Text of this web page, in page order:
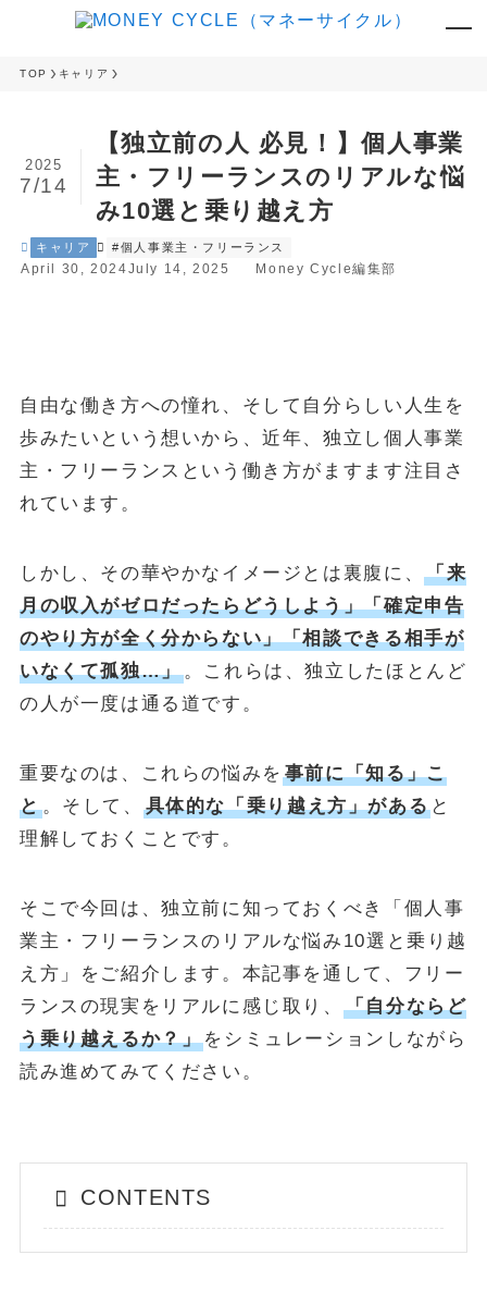
TOP キャリア
【独立前の人 必見！】個人事業
主・フリーランスのリアルな悩
み10選と乗り越え方
2025
7/14
キャリア #個人事業主・フリーランス
April 30, 2024July 14, 2025 Money Cycle編集部
自由な働き方への憧れ、そして自分らしい人生を
歩みたいという想いから、近年、独立し個人事業
主・フリーランスという働き方がますます注目さ
れています。
しかし、その華やかなイメージとは裏腹に、「来
月の収入がゼロだったらどうしよう」「確定申告
のやり方が全く分からない」「相談できる相手が
いなくて孤独…」。これらは、独立したほとんど
の人が一度は通る道です。
重要なのは、これらの悩みを 事前に「知る」こ
と。そして、 具体的な「乗り越え方」がある と
理解しておくことです。
そこで今回は、独立前に知っておくべき「個人事
業主・フリーランスのリアルな悩み10選と乗り越
え方」をご紹介します。本記事を通して、フリー
ランスの現実をリアルに感じ取り、
「自分ならど
う乗り越えるか？」をシミュレーションしながら
読み進めてみてください。
CONTENTS